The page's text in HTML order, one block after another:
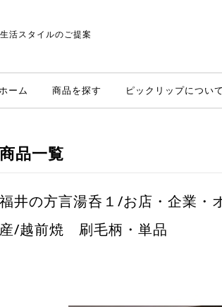
活スタイルのご提案
ーム 商品を探す ピックリップについて
商品一覧
福井の方言湯呑１/お店・企業・
産/越前焼 刷毛柄・単品